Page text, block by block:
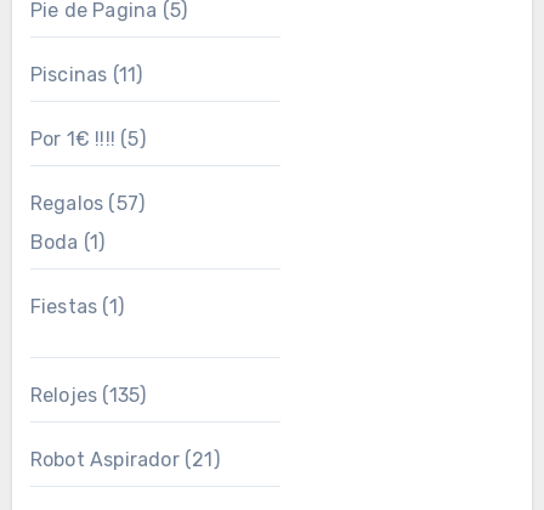
Pie de Pagina (5)
Piscinas (11)
Por 1€ !!!! (5)
Regalos (57)
Boda (1)
Fiestas (1)
Relojes (135)
Robot Aspirador(21)